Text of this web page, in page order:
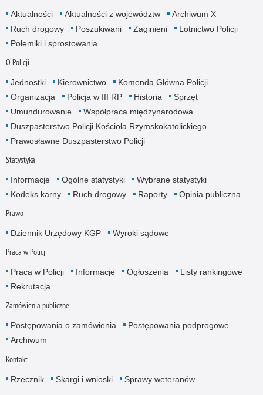
Aktualności Aktualności z województw
Archiwum X
Ruch drogowy
Poszukiwani Zaginieni
Lotnictwo Policji
Polemiki i sprostowania
O Policji
Jednostki Kierownictwo
Komenda Główna Policji
Organizacja
Policja w III RP Historia
Sprzęt
Umundurowanie
Współpraca międzynarodowa
Duszpasterstwo Policji Kościoła Rzymskokatolickiego
Prawosławne Duszpasterstwo Policji
Statystyka
Informacje Ogólne statystyki
Wybrane statystyki
Kodeks karny
Ruch drogowy Raporty Opinia publiczna
Prawo
Dziennik Urzędowy KGP Wyroki sądowe
Praca w Policji
Praca w Policji Informacje Ogłoszenia
Listy rankingowe
Rekrutacja
Zamówienia publiczne
Postępowania o zamówienia
Postępowania podprogowe
Archiwum
Kontakt
Rzecznik Skargi i wnioski Sprawy weteranów